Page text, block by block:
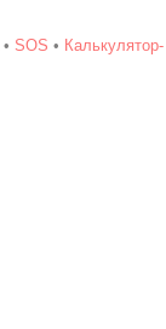
• SOS • Калькулятор-